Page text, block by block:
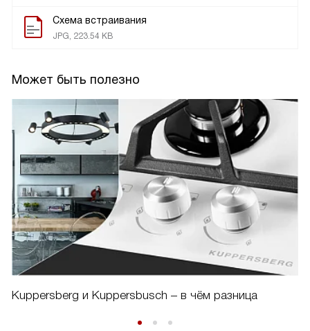
Схема встраивания
JPG, 223.54 KB
Может быть полезно
Kuppersberg и Kuppersbusch – в чём разница